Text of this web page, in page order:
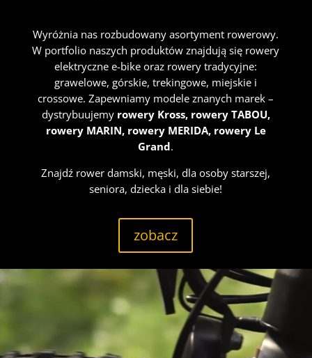
Wyróżnia nas rozbudowany asortyment rowerowy.
W portfolio naszych produktów znajdują się rowery
elektryczne e-bike oraz rowery tradycyjne:
grawelowe, górskie, trekingowe, miejskie i
crossowe. Zapewniamy modele znanych marek –
dystrybuujemy rowery Kross, rowery TABOU,
rowery MARIN, rowery MERIDA, rowery Le
Grand.
Znajdź rower damski, męski, dla osoby starszej,
seniora, dziecka i dla siebie!
zobacz